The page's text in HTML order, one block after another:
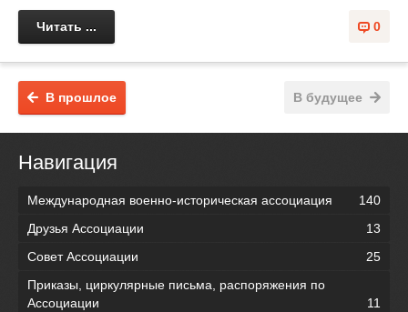
0
Читать ...
В будущее
В прошлое
Навигация
Международная военно-историческая ассоциация
140
Друзья Ассоциации
13
Совет Ассоциации
25
Приказы, циркулярные письма, распоряжения по
Ассоциации
11